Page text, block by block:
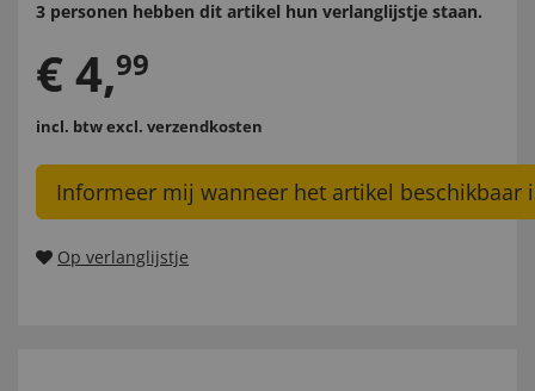
3 personen hebben dit artikel hun verlanglijstje staan.
€4,99
incl. btwexcl. verzendkosten
Informeer mij wanneer het artikel beschikbaar
Op verlanglijstje